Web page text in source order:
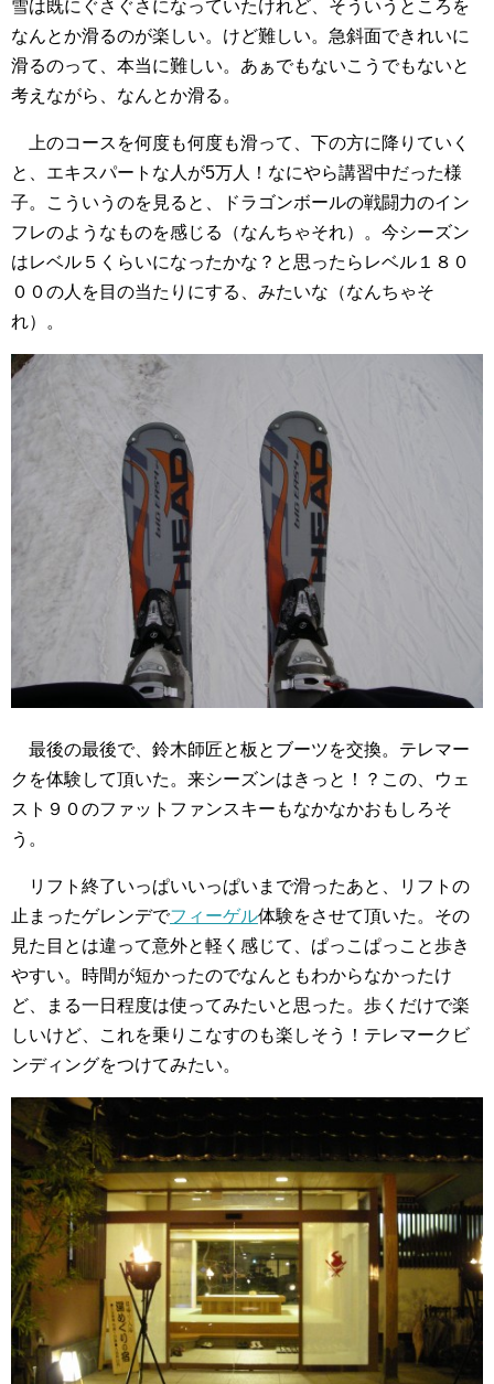
雪は既にぐさぐさになっていたけれど、そういうところを
なんとか滑るのが楽しい。けど難しい。急斜面できれいに
滑るのって、本当に難しい。あぁでもないこうでもないと
考えながら、なんとか滑る。
上のコースを何度も何度も滑って、下の方に降りていく
と、エキスパートな人が5万人！なにやら講習中だった様
子。こういうのを見ると、ドラゴンボールの戦闘力のイン
フレのようなものを感じる（なんちゃそれ）。今シーズン
はレベル５くらいになったかな？と思ったらレベル１８０
００の人を目の当たりにする、みたいな（なんちゃそ
れ）。
最後の最後で、鈴木師匠と板とブーツを交換。テレマー
クを体験して頂いた。来シーズンはきっと！？この、ウェ
スト９０のファットファンスキーもなかなかおもしろそ
う。
リフト終了いっぱいいっぱいまで滑ったあと、リフトの
止まったゲレンデでフィーゲル体験をさせて頂いた。その
見た目とは違って意外と軽く感じて、ぱっこぱっこと歩き
やすい。時間が短かったのでなんともわからなかったけ
ど、まる一日程度は使ってみたいと思った。歩くだけで楽
しいけど、これを乗りこなすのも楽しそう！テレマークビ
ンディングをつけてみたい。